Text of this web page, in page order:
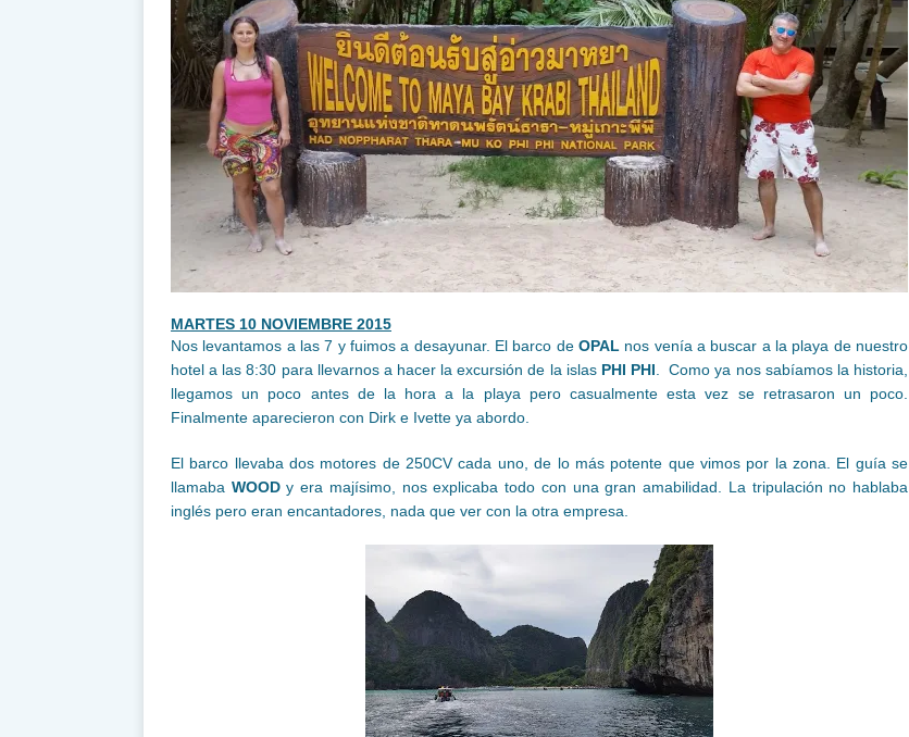
MARTES 10 NOVIEMBRE 2015
Nos levantamos a las 7 y fuimos a desayunar. El barco deOPAL nos venía a buscar a la playa de nuestro
hotel a las 8:30 para llevarnos a hacer la excursión de la islas PHI PHI . Como ya nos sabíamos la historia,
llegamos un poco antes de la hora a la playa pero casualmente esta vez se retrasaron un poco.
Finalmente aparecieron con Dirk e Ivette ya abordo.
El barco llevaba dos motores de 250CV cada uno, de lo más potente que vimos por la zona. El guía se
llamaba WOODy era majísimo, nos explicaba todo con una gran amabilidad. La tripulación no hablaba
inglés pero eran encantadores, nada que ver con la otra empresa.